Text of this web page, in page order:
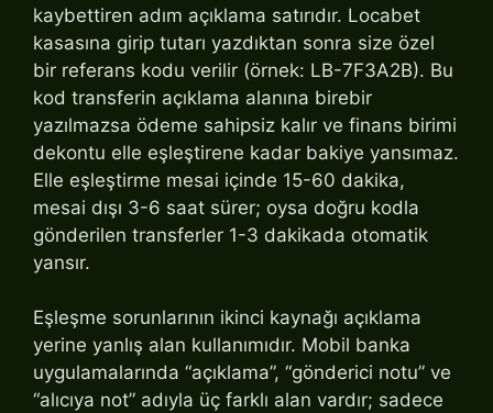
kaybettiren adım açıklama satırıdır. Locabet
kasasına girip tutarı yazdıktan sonra size özel
bir referans kodu verilir (örnek: LB-7F3A2B). Bu
kod transferin açıklama alanına birebir
yazılmazsa ödeme sahipsiz kalır ve finans birimi
dekontu elle eşleştirene kadar bakiye yansımaz.
Elle eşleştirme mesai içinde 15-60 dakika,
mesai dışı 3-6 saat sürer; oysa doğru kodla
gönderilen transferler 1-3 dakikada otomatik
yansır.
Eşleşme sorunlarının ikinci kaynağı açıklama
yerine yanlış alan kullanımıdır. Mobil banka
uygulamalarında “açıklama”, “gönderici notu” ve
“alıcıya not” adıyla üç farklı alan vardır; sadece